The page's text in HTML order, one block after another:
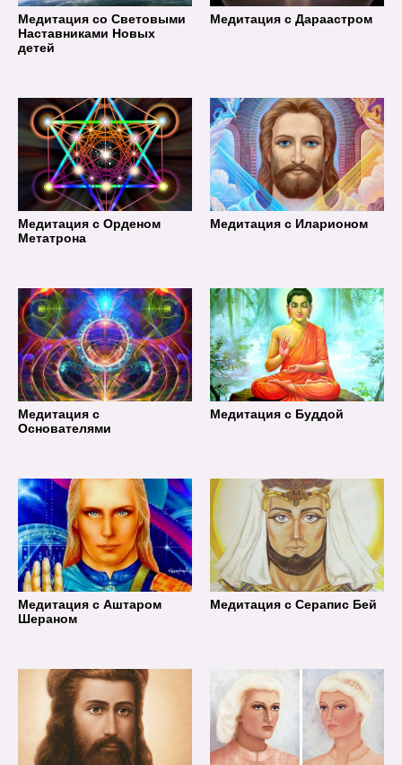
Медитация со Световыми
Наставниками Новых
детей
Медитация с Дараастром
Медитация с Орденом
Метатрона
Медитация с Иларионом
Медитация с
Основателями
Медитация с Буддой
Медитация с Аштаром
Шераном
Медитация с Серапис Бей